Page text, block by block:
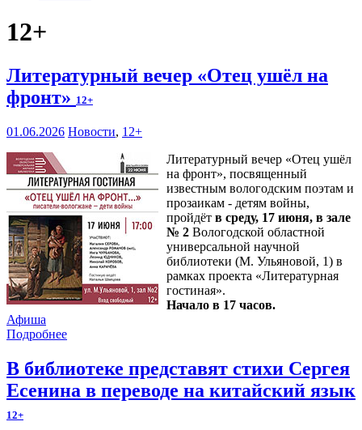
12+
Литературный вечер «Отец ушёл на
фронт» 12+
01.06.2026 Новости, 12+
Литературный вечер «Отец ушёл
на фронт», посвященный
известным вологодским поэтам и
прозаикам - детям войны,
пройдёт в среду, 17 июня, в зале
№ 2 Вологодской областной
универсальной научной
библиотеки (М. Ульяновой, 1) в
рамках проекта «Литературная
гостиная».
Начало в 17 часов.
Афиша
Подробнее
В библиотеке представят стихи Сергея
Есенина в переводе на китайский язык
12+